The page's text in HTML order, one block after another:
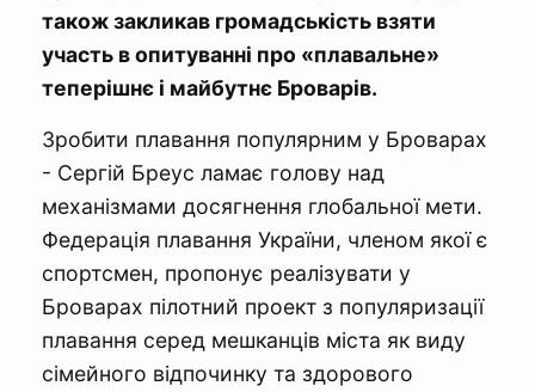
також закликав громадськість взяти
участь в опитуванні про «плавальне»
теперішнє і майбутнє Броварів.
Зробити плавання популярним у Броварах
- Сергій Бреус ламає голову над
механізмами досягнення глобальної мети.
Федерація плавання України, членом якої є
спортсмен, пропонує реалізувати у
Броварах пілотний проект з популяризації
плавання серед мешканців міста як виду
сімейного відпочинку та здорового